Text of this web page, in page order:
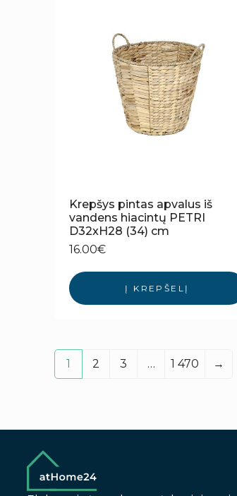
Krepšys pintas apvalus iš
vandens hiacintų PETRI
D32xH28 (34) cm
16.00€
Į KREPŠELĮ
1 2 3 … 1 470 →